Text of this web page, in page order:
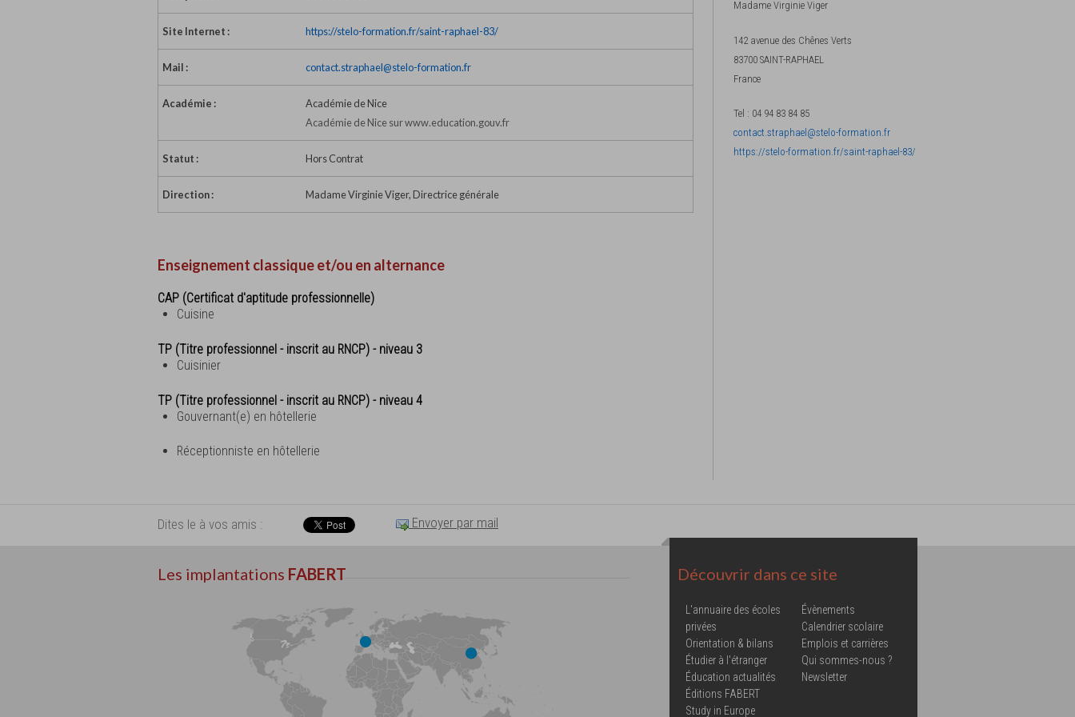
Site Internet : https://stelo-formation.fr/saint-raphael-83/
Mail : contact.straphael@stelo-formation.fr
Académie :
Académie de Nice
Académie de Nice sur www.education.gouv.fr
Statut : Hors Contrat
Direction : Madame Virginie Viger, Directrice générale
Enseignement classique et/ou en alternance
CAP (Certificat d'aptitude professionnelle)
Cuisine
TP (Titre professionnel - inscrit au RNCP) - niveau 3
Cuisinier
TP (Titre professionnel - inscrit au RNCP) - niveau 4
Gouvernant(e) en hôtellerie
Réceptionniste en hôtellerie
Madame Virginie Viger
142 avenue des Chênes Verts
83700 SAINT-RAPHAEL
France
Tel : 04 94 83 84 85
contact.straphael@stelo-formation.fr
https://stelo-formation.fr/saint-raphael-83/
Dites le à vos amis : Envoyer par mail
Les implantations FABERT Découvrir dans ce site
L'annuaire des écoles
privées
Orientation & bilans
Étudier à l'étranger
Éducation actualités
Éditions FABERT
Study in Europe
Évènements
Calendrier scolaire
Emplois et carrières
Qui sommes-nous ?
Newsletter